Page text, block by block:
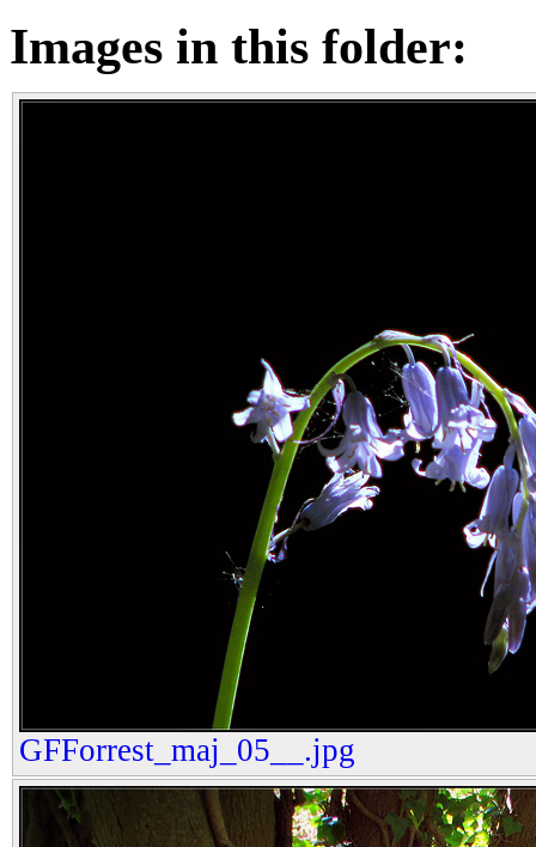
Images in this folder:
GFForrest_maj_05__.jpg